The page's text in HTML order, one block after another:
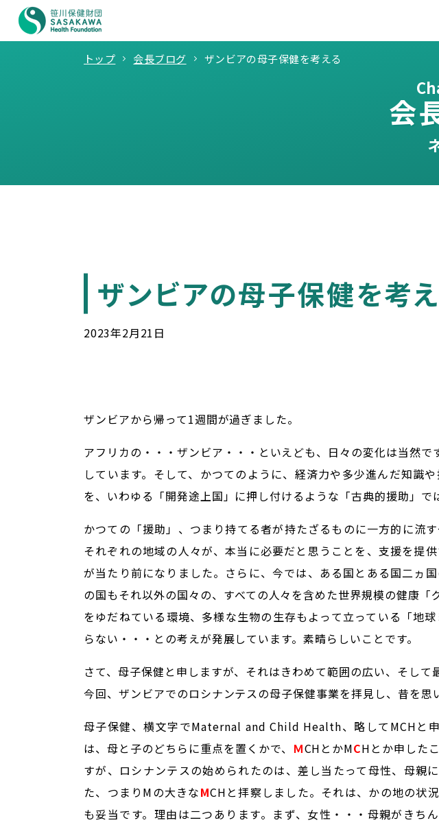
トップ 会長ブログ ザンビアの母子保健を考える
会
ザンビアの母子保健を考
2023年2月21 日
ザンビアから帰って1週間が過ぎました。
アフリカの・・・ザンビア・・・といえども、日々の変化は当然
しています。そして、かつてのように、経済力や多少進んだ知識
を、いわゆる「開発途上国」に押し付けるような「古典的援助」で
かつての「援助」、つまり持てる者が持たざるものに一方的に流
それぞれの地域の人々が、本当に必要だと思うことを、支援を提
が当たり前になりました。さらに、今では、ある国とある国二ヵ
の国もそれ以外の国々の、すべての人々を含めた世界規模の健康
をゆだねている環境、多様な生物の生存もよって立っている「地
らない・・・との考えが発展しています。素晴らしいことです。
さて、母子保健と申しますが、それはきわめて範囲の広い、そして
今回、ザンビアでのロシナンテスの母子保健事業を拝見し、昔を思
母子保健、横文字でMaternal and Child Health、略してMCHと
は、母と子のどちらに重点を置くかで、 ＭCHとかMCHとか申した
すが、ロシナンテスの始められたのは、差し当たって母性、母親
た、つまりMの大きなMCHと拝察しました。それは、かの地の状
も妥当です。理由は二つあります。まず、女性・・・母親がきち